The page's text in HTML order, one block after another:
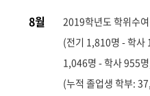
8월
2019학년도 학위수
(전기 1,810명 - 학사
1,046명 - 학사 955
(누적 졸업생 학부: